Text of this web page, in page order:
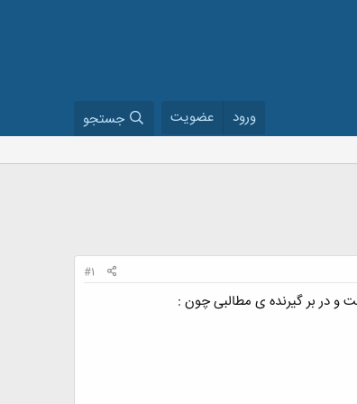
ورود عضویت جستجو
#1
و در بر گیرنده ی مطالبی چون :